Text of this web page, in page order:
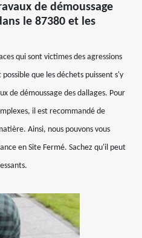
de démoussage
le 87380 et les
qui sont victimes des agressions
que les déchets puissent s'y
de démoussage des dallages. Pour
il est recommandé de
Ainsi, nous pouvons vous
en Site Fermé. Sachez qu'il peut